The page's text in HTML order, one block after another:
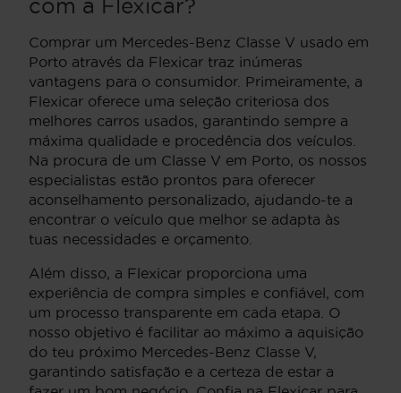
com a Flexicar?
Comprar um Mercedes-Benz Classe V usado em
Porto através da Flexicar traz inúmeras
vantagens para o consumidor. Primeiramente, a
Flexicar oferece uma seleção criteriosa dos
melhores carros usados, garantindo sempre a
máxima qualidade e procedência dos veículos.
Na procura de um Classe V em Porto, os nossos
especialistas estão prontos para oferecer
aconselhamento personalizado, ajudando-te a
encontrar o veículo que melhor se adapta às
tuas necessidades e orçamento.
Além disso, a Flexicar proporciona uma
experiência de compra simples e confiável, com
um processo transparente em cada etapa. O
nosso objetivo é facilitar ao máximo a aquisição
do teu próximo Mercedes-Benz Classe V,
garantindo satisfação e a certeza de estar a